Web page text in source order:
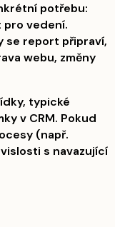
potřebu:
vedení.
se report připraví,
webu, změny
typické
v CRM. Pokud
(např.
s navazující